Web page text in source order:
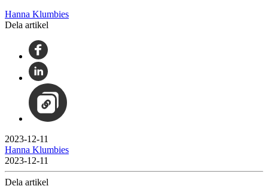
Hanna Klumbies
Dela artikel
2023-12-11
Hanna Klumbies
2023-12-11
Dela artikel